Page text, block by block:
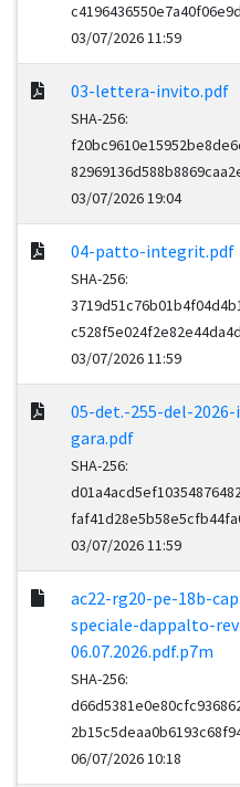
03/07/2026 11:59
03-lettera-invito.pdf
SHA-256:
03/07/2026 19:04
04-patto-integrit.pdf
SHA-256:
03/07/2026 11:59
05-det.-255-del-
gara.pdf
SHA-256:
03/07/2026 11:59
ac22-rg20-pe-18b-
speciale-dappalto-
06.07.2026.pdf.p7m
SHA-256:
06/07/2026 10:18